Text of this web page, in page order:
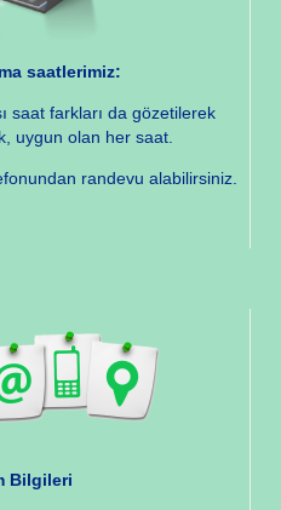
saatlerimiz:
saat farkları da gözetilerek
uygun olan her saat.
randevu alabilirsiniz.
Bilgileri